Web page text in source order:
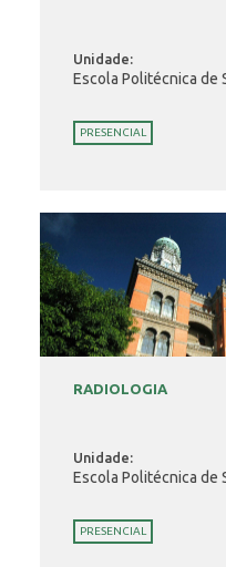
Unidade:
Escola Politécnica de
PRESENCIAL
RADIOLOGIA
Unidade:
Escola Politécnica de
PRESENCIAL